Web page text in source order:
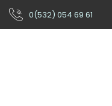
0(532) 054 69 61